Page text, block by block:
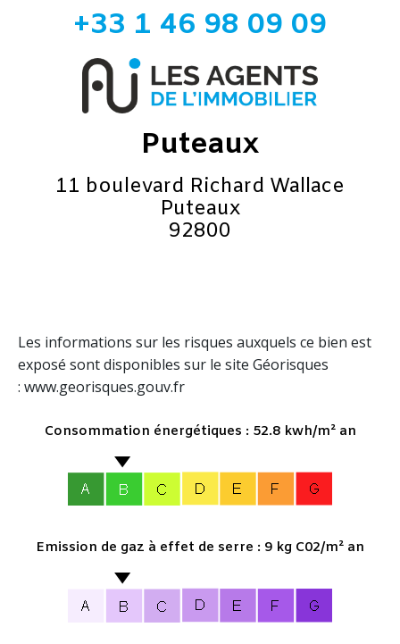
+33 1 46 98 09 09
Puteaux
11 boulevard Richard Wallace
Puteaux
92800
Les informations sur les risques auxquels ce bien est
exposé sont disponibles sur le site Géorisques
: www.georisques.gouv.fr
Consommation énergétiques : 52.8 kwh/m² an
Emission de gaz à effet de serre : 9 kg C02/m² an